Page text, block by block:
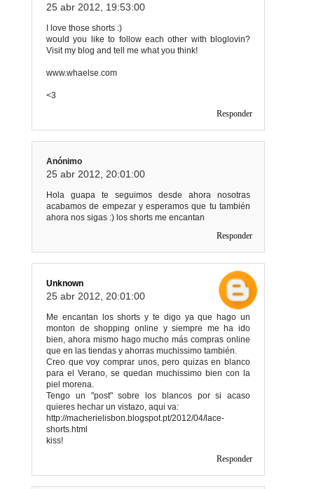
25 abr 2012, 19:53:00
I love those shorts :)
would you like to follow each other with bloglovin?
Visit my blog and tell me what you think!
www.whaelse.com
<3
Responder
Anónimo
25 abr 2012, 20:01:00
Hola guapa te seguimos desde ahora nosotras
acabamos de empezar y esperamos que tu también
ahora nos sigas :) los shorts me encantan
Responder
Unknown
25 abr 2012, 20:01:00
Me encantan los shorts y te digo ya que hago un
monton de shopping online y siempre me ha ido
bien, ahora mismo hago mucho más compras online
que en las tiendas y ahorras muchissimo también.
Creo que voy comprar unos, pero quizas en blanco
para el Verano, se quedan muchissimo bien con la
piel morena.
Tengo un "post" sobre los blancos por si acaso
quieres hechar un vistazo, aqui va:
http://macherielisbon.blogspot.pt/2012/04/lace-
shorts.html
kiss!
Responder